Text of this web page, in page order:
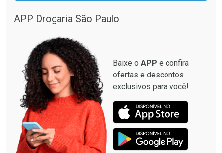
APP Drogaria São Paulo
Baixe o APP e confira
ofertas e descontos
exclusivos para você!